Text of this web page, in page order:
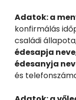
Adatok: a
konfirmálás
családi
édesapja neve
édesanyja
és